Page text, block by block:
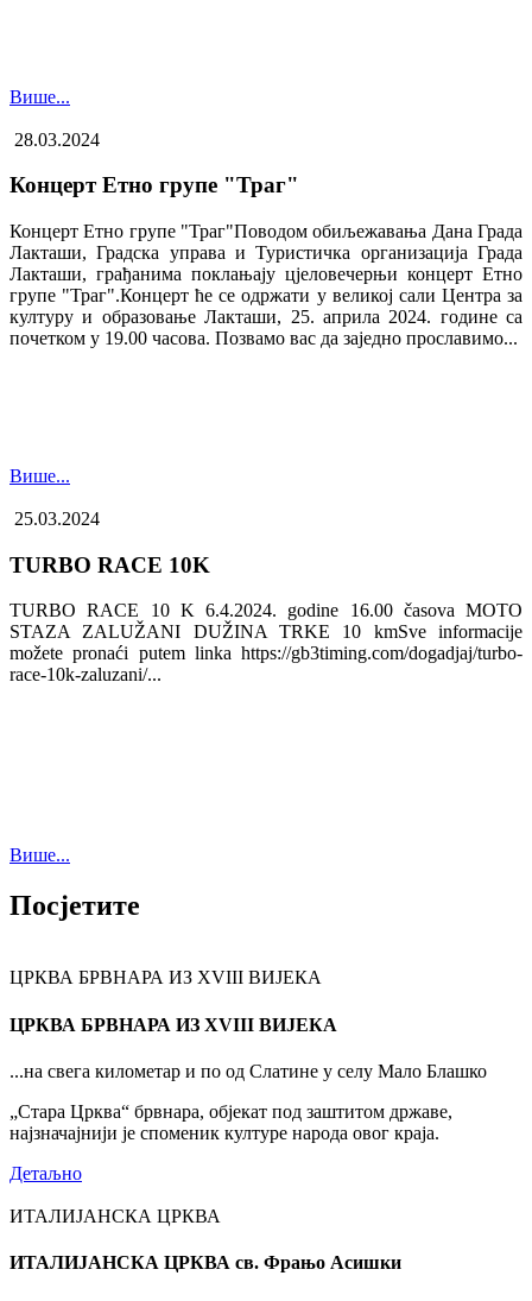
Више...
28.03.2024
Концерт Етно групе "Траг"
Концерт Етно групе "Траг"Поводом обиљежавања Дана Града
Лакташи, Градска управа и Туристичка организација Града
Лакташи, грађанима поклањају цјеловечерњи концерт Етно
групе "Траг".Концерт ће се одржати у великој сали Центра за
културу и образовање Лакташи, 25. априла 2024. године са
почетком у 19.00 часова. Позвамо вас да заједно прославимо...
Више...
25.03.2024
TURBO RACE 10K
TURBO RACE 10 K 6.4.2024. godine 16.00 časova MOTO
STAZA ZALUŽANI DUŽINA TRKE 10 kmSve informacije
možete pronaći putem linka https://gb3timing.com/dogadjaj/turbo-
race-10k-zaluzani/...
Више...
Посјетите
ЦРКВА БРВНАРА ИЗ XVIII ВИЈЕКА
ЦРКВА БРВНАРА ИЗ XVIII ВИЈЕКА
...на свега километар и по од Слатине у селу Мало Блашко
„Стара Црква“ брвнара, објекат под заштитом државе,
најзначајнији је споменик културе народа овог краја.
Детаљно
ИТАЛИЈАНСКА ЦРКВА
ИТАЛИЈАНСКА ЦРКВА св. Фрањо Асишки